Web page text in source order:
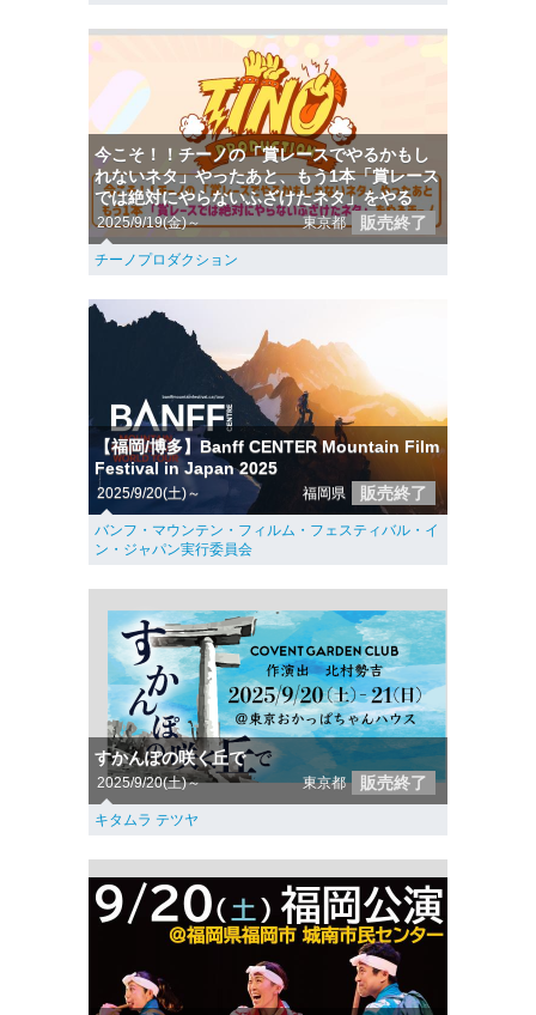
今こそ！！チーノの「賞レースでやるかもし
れないネタ」やったあと、もう1本「賞レース
では絶対にやらないふざけたネタ」をやる
2025/9/19(金)～ 東京都 販売終了
チーノプロダクション
【福岡/博多】Banff CENTER Mountain Film
Festival in Japan 2025
2025/9/20(土)～ 福岡県 販売終了
バンフ・マウンテン・フィルム・フェスティバル・イ
ン・ジャパン実行委員会
すかんぽの咲く丘で
2025/9/20(土)～ 東京都 販売終了
キタムラ テツヤ